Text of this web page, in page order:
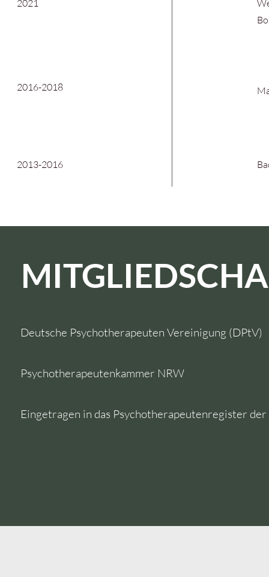
2021
2016-2018
2013-2016
Deutsche Psychotherapeuten Vereinigung (DPtV)
Psychotherapeutenkammer NRW
Eingetragen in das Psychotherapeutenregister